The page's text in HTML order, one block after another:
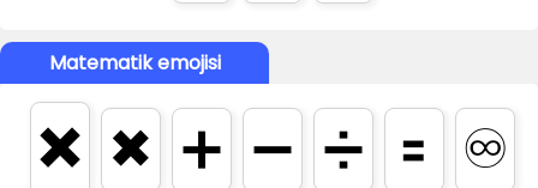
Matematik emojisi
✖️ ✖ ➕ ➖ ➗ 🟰 ♾️